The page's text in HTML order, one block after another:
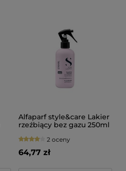
Alfaparf style&care Lakier
rzeźbiący bez gazu 250ml
2 oceny
64,77 zł